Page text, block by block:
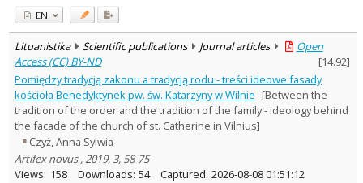
EN
Lituanistika Scientific publications Journal articles
Open
Access (CC) BY-ND
[14.92]
Pomiędzy tradycją zakonu a tradycją rodu - treści ideowe fasady
kościoła Benedyktynek pw. św. Katarzyny w Wilnie [Between the
tradition of the order and the tradition of the family - ideology behind
the facade of the church of st. Catherine in Vilnius]
Czyż, Anna Sylwia
Artifex novus , 2019, 3, 58-75
Views: 158 Downloads: 54 Captured: 2026-08-08 01:51:12